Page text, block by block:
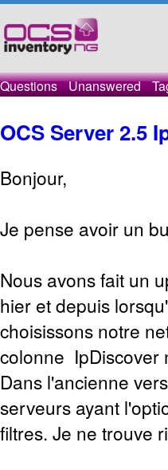
Questions Unanswered
OCS Server 2.5
Bonjour,
Je pense avoir un
Nous avons fait un
hier et depuis
choisissons notre
colonne IpDiscover
Dans l'ancienne
serveurs ayant
filtres. Je ne trouve